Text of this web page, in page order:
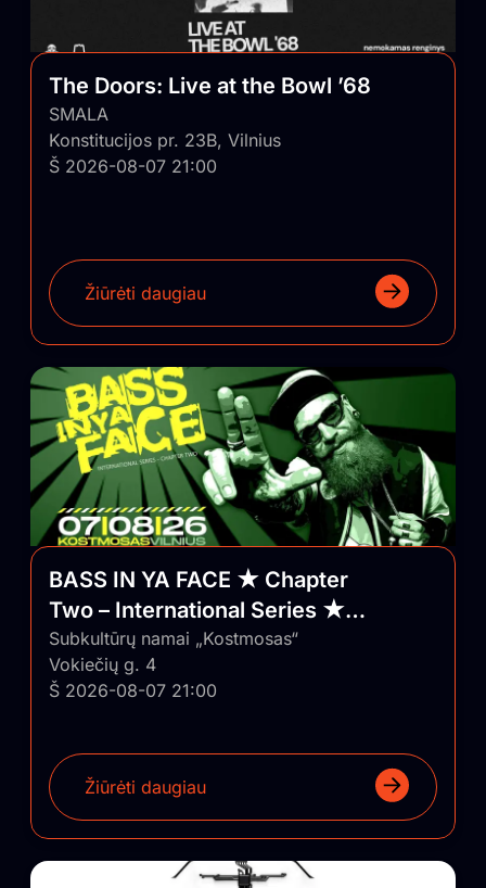
The Doors: Live at the Bowl ’68
SMALA
Konstitucijos pr. 23B, Vilnius
Š 2026-08-07 21:00
Žiūrėti daugiau
BASS IN YA FACE ★ Chapter
Two – International Series ★
Vilnius/Lithuania
Subkultūrų namai „Kostmosas“
Vokiečių g. 4
Š 2026-08-07 21:00
Žiūrėti daugiau